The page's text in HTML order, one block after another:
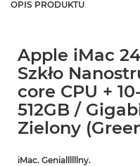
OPIS PRODUKTU
Apple iMac
Szkło
core CPU +
512GB /
Zielony
iMac. Geniallllllny.